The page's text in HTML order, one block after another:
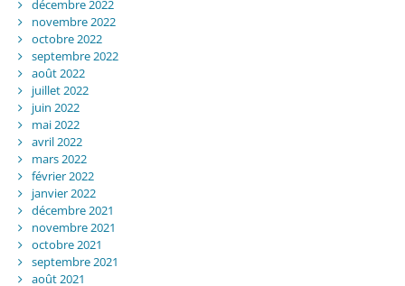
décembre 2022
novembre 2022
octobre 2022
septembre 2022
août 2022
juillet 2022
juin 2022
mai 2022
avril 2022
mars 2022
février 2022
janvier 2022
décembre 2021
novembre 2021
octobre 2021
septembre 2021
août 2021